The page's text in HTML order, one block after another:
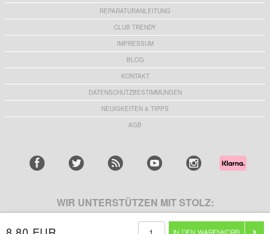
REPARATURANLEITUNG
CLUB TRENDY
IMPRESSUM
BLOG
KONTAKT
DATENSCHUTZBESTIMMUNGEN
NEUIGKEITEN & TIPPS
AGB
WIR UNTERSTÜTZEN MIT STOLZ: